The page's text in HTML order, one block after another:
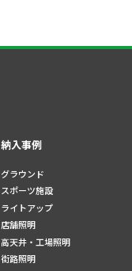
納入事例
グラウンド
スポーツ施設
ライトアップ
店舗照明
高天井・工場照明
街路照明